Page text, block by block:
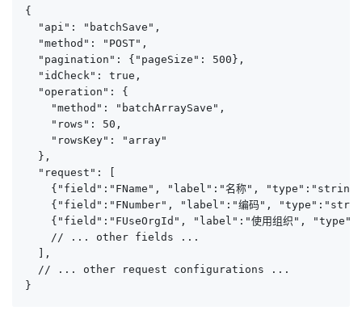
{
  "api": "batchSave",
  "method": "POST",
  "pagination": {"pageSize": 500},
  "idCheck": true,
  "operation": {
    "method": "batchArraySave",
    "rows": 50,
    "rowsKey": "array"
  },
  "request": [
{"field":"FName", "label":"名称",
{"field":"FNumber", "label":"编码",
{"field":"FUseOrgId", "label":"使用组织",
    // ... other fields ...
  ],
  // ... other request configurations ...
}